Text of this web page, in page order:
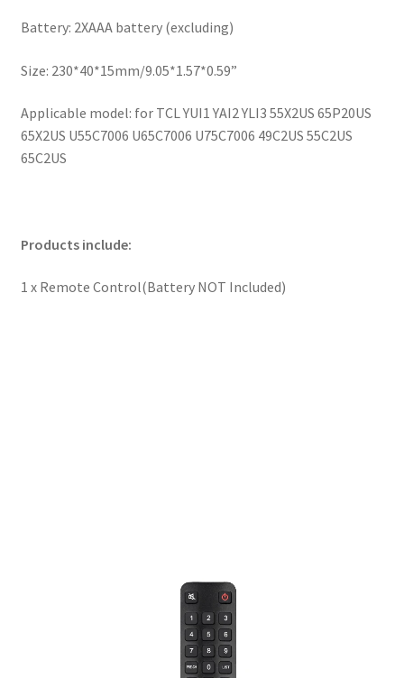
Battery: 2XAAA battery (excluding)
Size: 230*40*15mm/9.05*1.57*0.59”
Applicable model: for TCL YUI1 YAI2 YLI3 55X2US 65P20US
65X2US U55C7006 U65C7006 U75C7006 49C2US 55C2US
65C2US
Products include:
1 x Remote Control(Battery NOT Included)